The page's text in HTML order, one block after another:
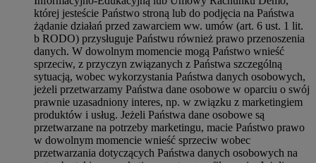
której jesteście Państwo stroną lub do podjęcia na Państwa
żądanie działań przed zawarciem ww. umów (art. 6 ust. 1 lit.
b RODO) przysługuje Państwu również prawo przenoszenia
danych. W dowolnym momencie mogą Państwo wnieść
sprzeciw, z przyczyn związanych z Państwa szczególną
sytuacją, wobec wykorzystania Państwa danych osobowych,
jeżeli przetwarzamy Państwa dane osobowe w oparciu o swój
prawnie uzasadniony interes, np. w związku z marketingiem
produktów i usług. Jeżeli Państwa dane osobowe są
przetwarzane na potrzeby marketingu, macie Państwo prawo
w dowolnym momencie wnieść sprzeciw wobec
przetwarzania dotyczących Państwa danych osobowych na